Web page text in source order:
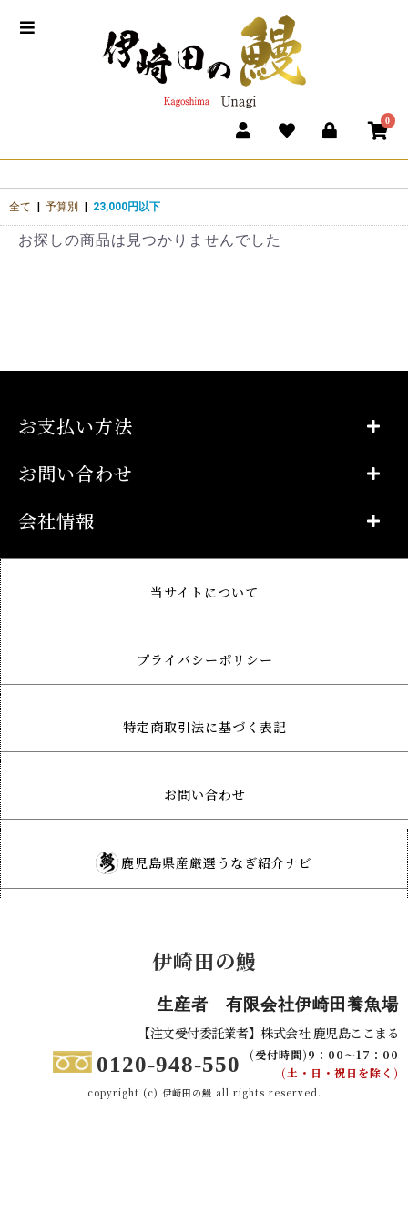
0
全て | 予算別 | 23,000円以下
お探しの商品は見つかりませんでした
お支払い方法
お問い合わせ
会社情報
当サイトについて
プライバシーポリシー
特定商取引法に基づく表記
お問い合わせ
鹿児島県産厳選うなぎ紹介ナビ
伊崎田の鰻
生産者 有限会社伊崎田養魚場
【注文受付委託業者】株式会社 鹿児島ここまる
0120-948-550
(受付時間)9：00～17：00
(土・日・祝日を除く)
copyright (c) 伊崎田の鰻 all rights reserved.